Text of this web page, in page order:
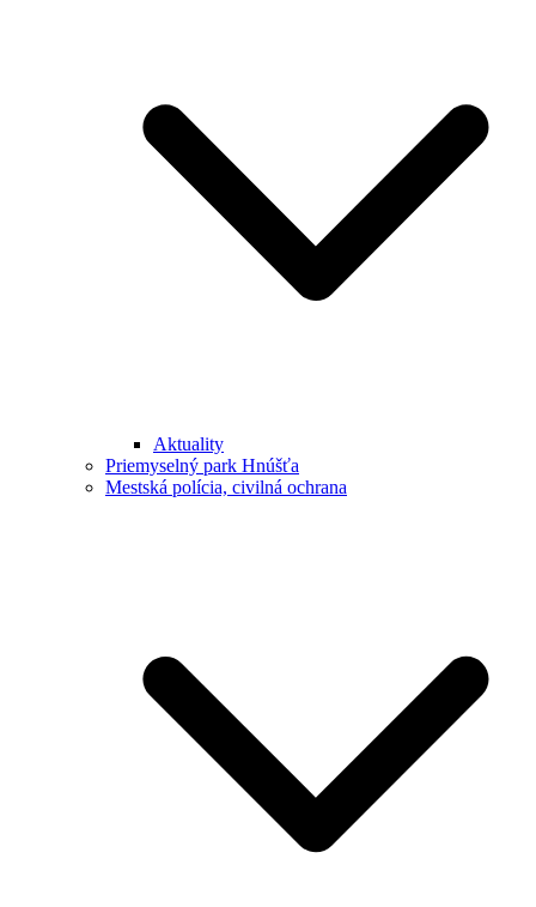
Aktuality
Priemyselný park Hnúšťa
Mestská polícia, civilná ochrana